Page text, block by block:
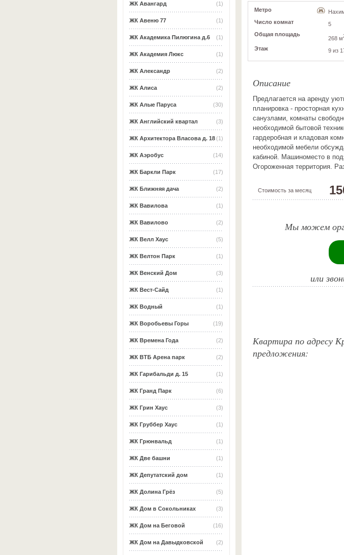
(1)
ЖК Авангард
(1)
ЖК Авеню 77
(1)
ЖК Академика Пилюгина д.6
(1)
ЖК Академия Люкс
(2)
ЖК Александр
(2)
ЖК Алиса
(30)
ЖК Алые Паруса
(3)
ЖК Английский квартал
(1)
ЖК Архитектора Власова д. 18
(14)
ЖК Аэробус
(17)
ЖК Баркли Парк
(2)
ЖК Ближняя дача
(1)
ЖК Вавилова
(2)
ЖК Вавилово
(5)
ЖК Велл Хаус
(1)
ЖК Велтон Парк
(3)
ЖК Венский Дом
(1)
ЖК Вест-Сайд
(1)
ЖК Водный
(19)
ЖК Воробьевы Горы
(2)
ЖК Времена Года
(2)
ЖК ВТБ Арена парк
(1)
ЖК Гарибальди д. 15
(6)
ЖК Гранд Парк
(3)
ЖК Грин Хаус
(1)
ЖК Груббер Хаус
(1)
ЖК Грюнвальд
(1)
ЖК Две башни
(1)
ЖК Депутатский дом
(5)
ЖК Долина Грёз
(3)
ЖК Дом в Сокольниках
(16)
ЖК Дом на Беговой
(2)
ЖК Дом на Давыдковской
Метро
Число комнат
5
Общая площадь
268 м
Этаж 9 из
Описание
Предлагается на аренду
планировка - просторная
санузлами, комнаты
необходимой бытовой
гардеробная и кладовая
необходимой мебели
кабиной. Машиноместо в
Огороженная территория.
Стоимость за месяц
Мы можем
или
Квартира по адресу
предложения: